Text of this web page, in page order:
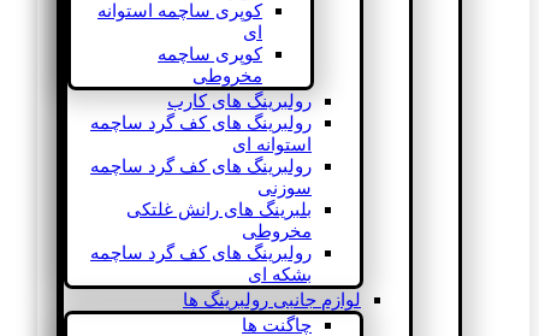
کوپری ساچمه استوانه
ای
کوپری ساچمه
مخروطی
رولبرینگ های کارب
رولبرینگ های کف گرد ساچمه
استوانه ای
رولبرینگ های کف گرد ساچمه
سوزنی
بلبرینگ های رانش غلتکی
مخروطی
رولبرینگ های کف گرد ساچمه
بشکه ای
لوازم جانبی رولبرینگ ها
چاگنت ها